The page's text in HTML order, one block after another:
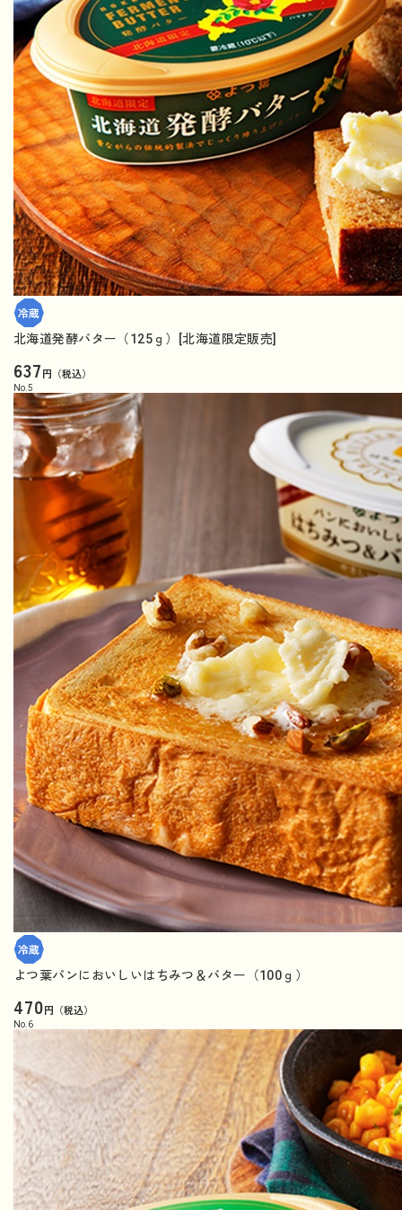
北海道発酵バター（125ｇ）[北海道限定販売]
637円（税込）
No. 5
よつ葉パンにおいしいはちみつ＆バター（100ｇ）
470円（税込）
No. 6